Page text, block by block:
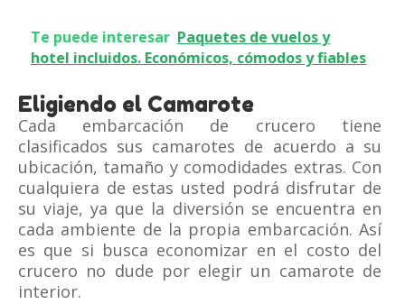
Te puede interesar Paquetes de vuelos y
hotel incluidos. Económicos, cómodos y fiables
Eligiendo el Camarote
Cada embarcación de crucero tiene
clasificados sus camarotes de acuerdo a su
ubicación, tamaño y comodidades extras. Con
cualquiera de estas usted podrá disfrutar de
su viaje, ya que la diversión se encuentra en
cada ambiente de la propia embarcación. Así
es que si busca economizar en el costo del
crucero no dude por elegir un camarote de
interior.